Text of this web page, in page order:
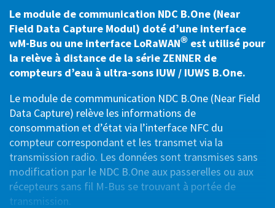
Le module de communication NDC B.One (Near
Field Data Capture Modul) doté d’une interface
wM-Bus ou une interface LoRaWAN® est utilisé pour
la relève à distance de la série ZENNER de
compteurs d’eau à ultra-sons IUW / IUWS B.One.
Le module de commmunication NDC B.One (Near Field
Data Capture) relève les informations de
consommation et d’état via l’interface NFC du
compteur correspondant et les transmet via la
transmission radio. Les données sont transmises sans
modification par le NDC B.One aux passerelles ou aux
récepteurs sans fil M-Bus se trouvant à portée de
transmission.